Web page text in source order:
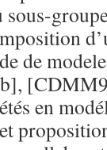
de
en